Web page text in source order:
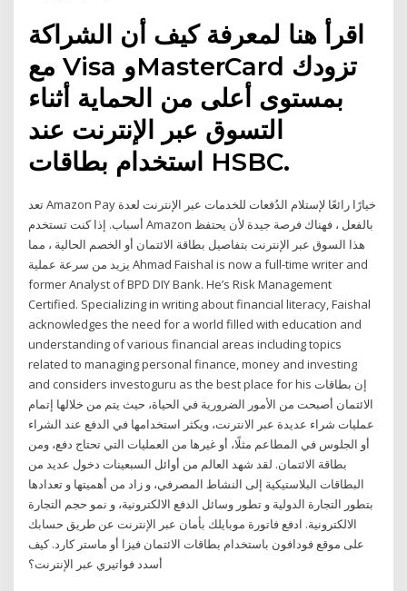
اقرأ هنا لمعرفة كيف أن الشراكة
مع Visa وMasterCard تزودك
بمستوى أعلى من الحماية أثناء
التسوق عبر الإنترنت عند
استخدام بطاقات HSBC.
تعد Amazon Pay خيارًا رائعًا لإستلام الدُفعات للخدمات عبر الإنترنت لعدة
أسباب. إذا كنت تستخدم Amazon بالفعل ، فهناك فرصة جيدة لأن يحتفظ
هذا السوق عبر الإنترنت بتفاصيل بطاقة الائتمان أو الخصم الحالية ، مما
يزيد من سرعة عملية Ahmad Faishal is now a full-time writer and
former Analyst of BPD DIY Bank. He’s Risk Management
Certified. Specializing in writing about financial literacy, Faishal
acknowledges the need for a world filled with education and
understanding of various financial areas including topics
related to managing personal finance, money and investing
and considers investoguru as the best place for his إن بطاقات
الائتمان أصبحت من الأمور الضرورية في الحياة، حيث يتم من خلالها إتمام
عمليات شراء عديدة عبر الانترنت، ويكثر استخدامها في الدفع عند الشراء
أو الجلوس في المطاعم مثلًا، أو غيرها من العمليات التي تحتاج دفع، ومن
بطاقة الائتمان. لقد شهد العالم من أوائل السبعينات دخول عديد من
البطاقات البلاستيكية إلى النشاط المصرفي، و زاد من أهميتها و تعدادها
بتطور التجارة الدولية و تطور وسائل الدفع الالكترونية، و نمو حجم التجارة
الالكترونية. ادفع فاتورة موبايلك بأمان عبر الإنترنت عن طريق حسابك
على موقع فودافون باستخدام بطاقات الائتمان فيزا أو ماستر كارد. كيف
أسدد فواتيري عبر الإنترنت؟